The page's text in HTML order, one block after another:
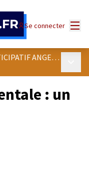
Se connecter
LES RÉALISATIONS DU BUDGET PARTICIPATIF ANGEVIN
: un